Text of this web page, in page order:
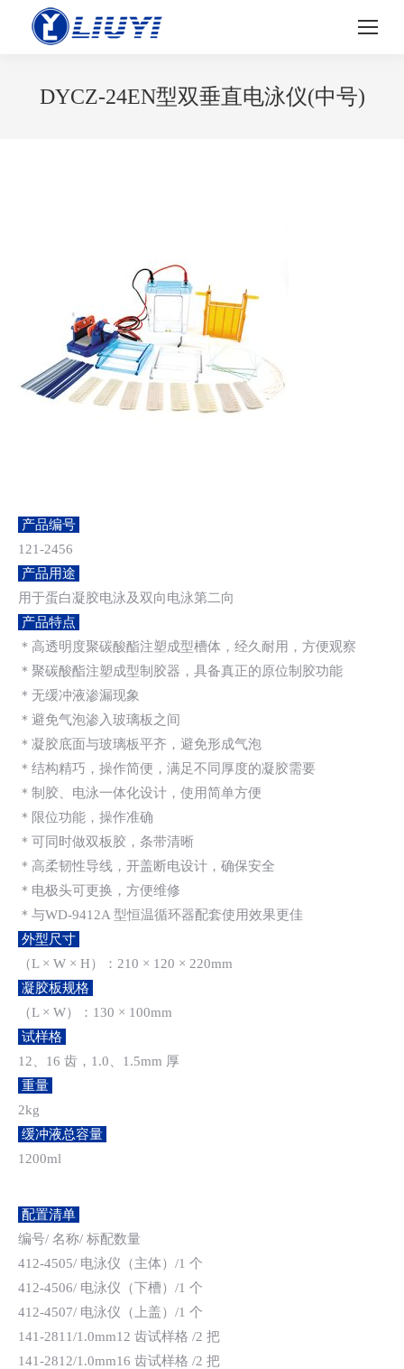
DYCZ-24EN型双垂直电泳仪(中号)
产品编号
121-2456
产品用途
用于蛋白凝胶电泳及双向电泳第二向
产品特点
＊高透明度聚碳酸酯注塑成型槽体，经久耐用，方便观察
＊聚碳酸酯注塑成型制胶器，具备真正的原位制胶功能
＊无缓冲液渗漏现象
＊避免气泡渗入玻璃板之间
＊凝胶底面与玻璃板平齐，避免形成气泡
＊结构精巧，操作简便，满足不同厚度的凝胶需要
＊制胶、电泳一体化设计，使用简单方便
＊限位功能，操作准确
＊可同时做双板胶，条带清晰
＊高柔韧性导线，开盖断电设计，确保安全
＊电极头可更换，方便维修
＊与WD-9412A 型恒温循环器配套使用效果更佳
外型尺寸
（L × W × H）：210 × 120 × 220mm
凝胶板规格
（L × W）：130 × 100mm
试样格
12、16 齿，1.0、1.5mm 厚
重量
2kg
缓冲液总容量
1200ml
配置清单
编号/ 名称/ 标配数量
412-4505/ 电泳仪（主体）/1 个
412-4506/ 电泳仪（下槽）/1 个
412-4507/ 电泳仪（上盖）/1 个
141-2811/1.0mm12 齿试样格 /2 把
141-2812/1.0mm16 齿试样格 /2 把